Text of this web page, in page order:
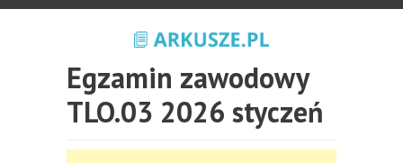
Egzamin zawodowy
TLO.03 2026 styczeń